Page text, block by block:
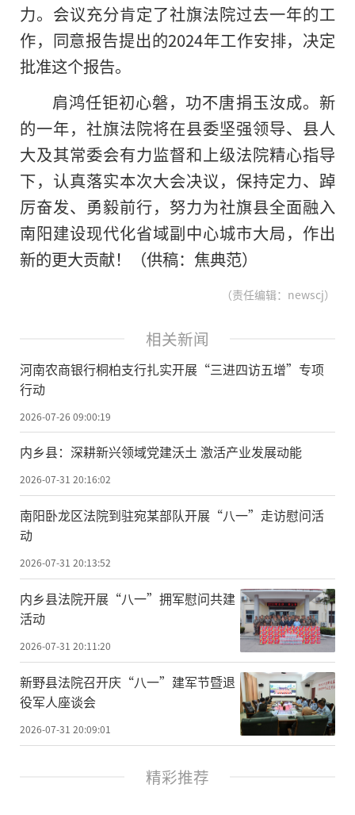
力。会议充分肯定了社旗法院过去一年的工
作，同意报告提出的2024年工作安排，决定
批准这个报告。
肩鸿任钜初心磐，功不唐捐玉汝成。新
的一年，社旗法院将在县委坚强领导、县人
大及其常委会有力监督和上级法院精心指导
下，认真落实本次大会决议，保持定力、踔
厉奋发、勇毅前行，努力为社旗县全面融入
南阳建设现代化省域副中心城市大局，作出
新的更大贡献！（供稿：焦典范）
（责任编辑：newscj）
相关新闻
河南农商银行桐柏支行扎实开展“三进四访五增”专项
行动
2026-07-26 09:00:19
内乡县：深耕新兴领域党建沃土 激活产业发展动能
2026-07-31 20:16:02
南阳卧龙区法院到驻宛某部队开展“八一”走访慰问活
动
2026-07-31 20:13:52
内乡县法院开展“八一”拥军慰问共建
活动
2026-07-31 20:11:20
新野县法院召开庆“八一”建军节暨退
役军人座谈会
2026-07-31 20:09:01
精彩推荐